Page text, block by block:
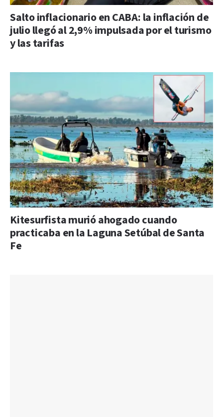
Salto inflacionario en CABA: la inflación de
julio llegó al 2,9% impulsada por el turismo
y las tarifas
Kitesurfista murió ahogado cuando
practicaba en la Laguna Setúbal de Santa
Fe